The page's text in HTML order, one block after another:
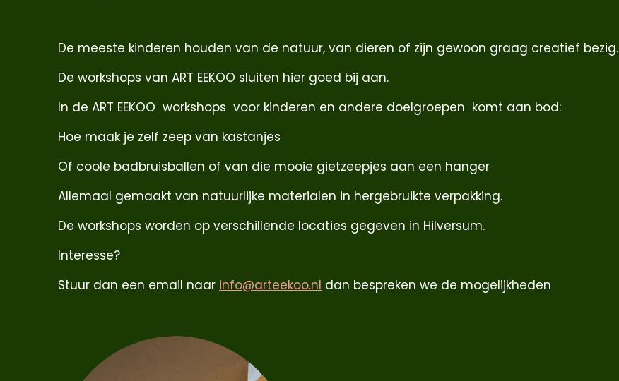
De meeste kinderen houden van de natuur, van dieren of zijn gewoon graag creatief bezig.
De workshops van ART EEKOO sluiten hier goed bij aan.
In de ART EEKOO workshops voor kinderen en andere doelgroepen komt aan bod:
Hoe maak je zelf zeep van kastanjes
Of coole badbruisballen of van die mooie gietzeepjes aan een hanger
Allemaal gemaakt van natuurlijke materialen in hergebruikte verpakking.
De workshops worden op verschillende locaties gegeven in Hilversum.
Interesse?
Stuur dan een email naar info@arteekoo.nl dan bespreken we de mogelijkheden